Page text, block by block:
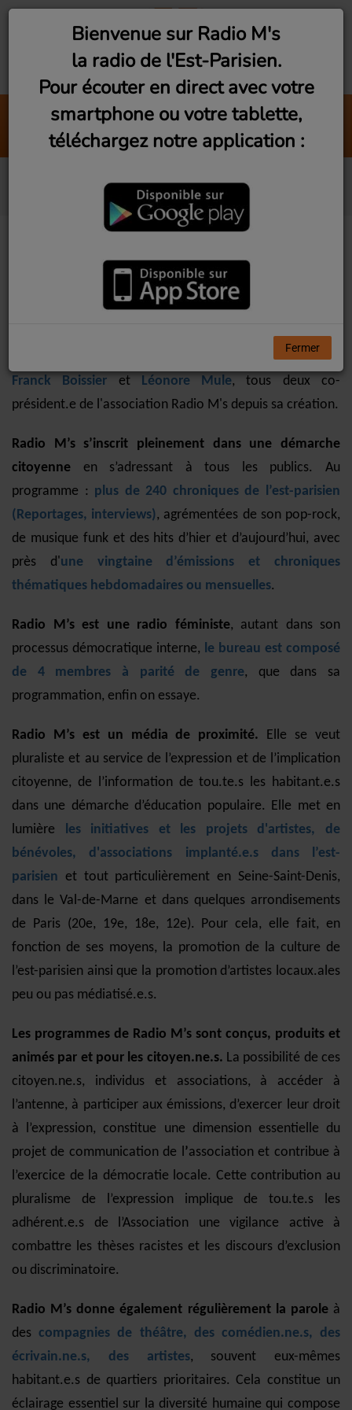
Melody Temp Harmony
Bernard Lavilliers & Jimmy Cliff
Qui sommes nous ?
est une radio web de l’est-parisien
à Montreuil (93). Elle a vu le jour en février 2018, à
l’initiative d’une petite équipe ancrée dans le tissu
associatif montreuillois et de l’est de Paris, menée par
Franck Boissier et Léonore Mule, tous deux co-
président.e de l'association Radio M's depuis sa création.
Radio M’s s’inscrit pleinement dans une démarche
citoyenne en s’adressant à tous les publics. Au
programme : plus de 240 chroniques de l’est-parisien
(Reportages, interviews), agrémentées de son pop-rock,
de musique funk et des hits d’hier et d’aujourd’hui, avec
près d'une vingtaine d’émissions et chroniques
thématiques hebdomadaires ou mensuelles.
Radio M’s est une radio féministe, autant dans son
processus démocratique interne, le bureau est composé
de 4 membres à parité de genre, que dans sa
programmation, enfin on essaye.
Radio M’s est un média de proximité. Elle se veut
pluraliste et au service de l’expression et de l’implication
citoyenne, de l’information de tou.te.s les habitant.e.s
dans une démarche d’éducation populaire. Elle met en
lumière les initiatives et les projets d'artistes, de
bénévoles, d'associations implanté.e.s dans l’est-
parisien et tout particulièrement en Seine-Saint-Denis,
dans le Val-de-Marne et dans quelques arrondisements
de Paris (20e, 19e, 18e, 12e). Pour cela, elle fait, en
fonction de ses moyens, la promotion de la culture de
l’est-parisien ainsi que la promotion d’artistes locaux.ales
peu ou pas médiatisé.e.s.
Les programmes de Radio M’s sont conçus, produits et
animés par et pour les citoyen.ne.s. La possibilité de ces
citoyen.ne.s, individus et associations, à accéder à
l’antenne, à participer aux émissions, d’exercer leur droit
à l’expression, constitue une dimension essentielle du
projet de communication de l’association et contribue à
l’exercice de la démocratie locale. Cette contribution au
pluralisme de l’expression implique de tou.te.s les
adhérent.e.s de l’Association une vigilance active à
combattre les thèses racistes et les discours d’exclusion
ou discriminatoire.
Radio M’s donne également régulièrement la paroleà
descompagnies de théâtre, des comédien.ne.s, des
écrivain.ne.s, des artistes, souvent eux-mêmes
habitant.e.s de quartiers prioritaires. Cela constitue un
éclairage essentiel sur la diversité humaine qui compose
Bienvenue sur Radio M's
la radio de l'Est-Parisien.
Pour écouter en direct avec votre
smartphone ou votre tablette,
téléchargez notre application :
Fermer